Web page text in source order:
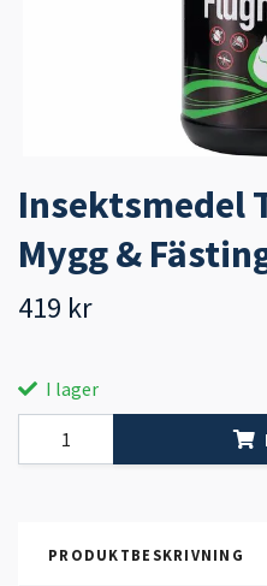
Insektsmedel
Mygg &
419 kr
I lager
PRODUKTBESKRIVNING